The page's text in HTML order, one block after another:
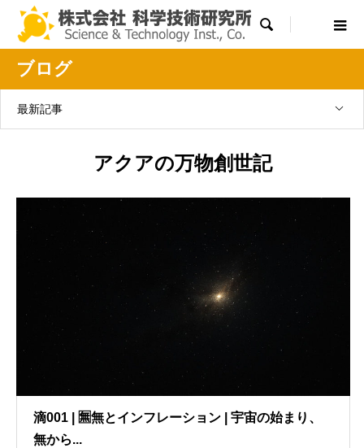

ブログ
最新記事
アクアの万物創世記
滴001 | 🈚無とインフレーション | 宇宙の始まり、
無から...